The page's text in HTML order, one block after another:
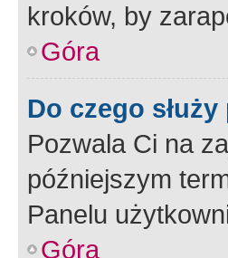
kroków, by
Góra
Do czego
Pozwala Ci na
późniejszym
Panelu
Góra